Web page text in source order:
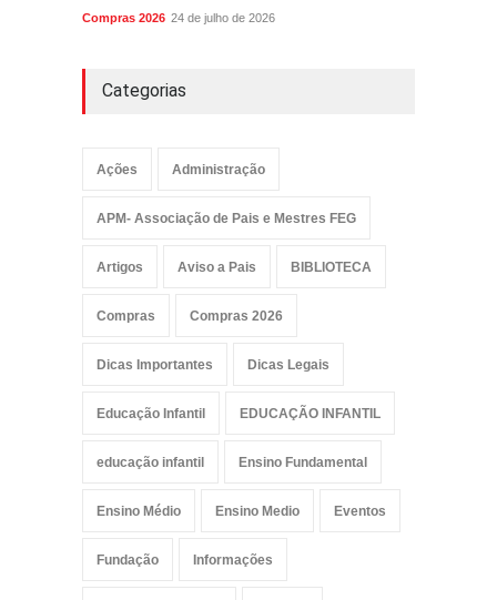
Compras 2026 24 de julho de 2026
Categorias
Ações Administração
APM- Associação de Pais e Mestres FEG
Artigos Aviso a Pais BIBLIOTECA
Compras Compras 2026
Dicas Importantes Dicas Legais
Educação Infantil EDUCAÇÃO INFANTIL
educação infantil Ensino Fundamental
Ensino Médio Ensino Medio Eventos
Fundação Informações